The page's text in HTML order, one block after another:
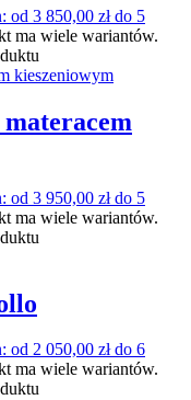
od 3 850,00 zł do 5
ma wiele wariantów.
od 3 950,00 zł do 5
ma wiele wariantów.
od 2 050,00 zł do 6
ma wiele wariantów.